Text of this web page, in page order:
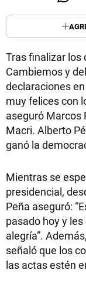
Tras finalizar los
Cambiemos y
declaraciones
muy felices con
aseguró Marcos
Macri. Alberto
ganó la
Mientras se
presidencial,
Peña aseguró:
pasado hoy y
alegría”.
señaló que los
las actas estén